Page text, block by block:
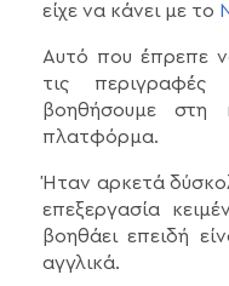
είχε να κάνει με το
Αυτό που έπρεπε
τις
βοηθήσουμε στη
πλατφόρμα.
Ήταν αρκετά
επεξεργασία
βοηθάει επειδή
αγγλικά.